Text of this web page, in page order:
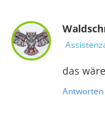
das
Antworten